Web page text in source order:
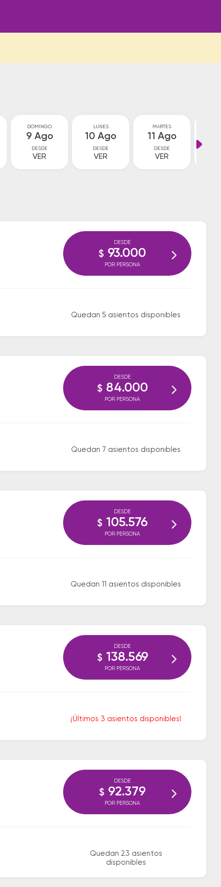
DOMINGO
9 Ago
DESDE
VER
LUNES
10 Ago
DESDE
VER
MARTES
11 Ago
DESDE
VER
Quedan 5 asientos disponibles
DESDE
$ 93.000
POR PERSONA
Quedan 7 asientos disponibles
DESDE
$ 84.000
POR PERSONA
Quedan 11 asientos disponibles
DESDE
$ 105.576
POR PERSONA
¡Últimos 3 asientos disponibles!
DESDE
$ 138.569
POR PERSONA
Quedan 23 asientos
disponibles
DESDE
$ 92.379
POR PERSONA